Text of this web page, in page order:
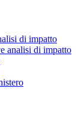
di impatto
analisi di impatto